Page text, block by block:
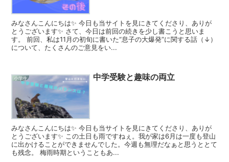
みなさんこんにちは✨ 今日も当サイトを見にきてくださり、ありが
とうございます✨ さて、今日は前回の続きを少し書こうと思いま
す。 前回、私は11月の初旬に書いた“息子の大爆発”に関する話（↓）
について、たくさんのご意見をい...
小学生 中学受験と趣味の両立
みなさんこんにちは✨ 今日も当サイトを見にきてくださり、ありが
とうございます✨ この土日も雨ですねぇ。我が家は6月は一度も登山
に出かけることができませんでした。今週も無理だなぁと思うととて
も残念。 梅雨時期ということもあ...